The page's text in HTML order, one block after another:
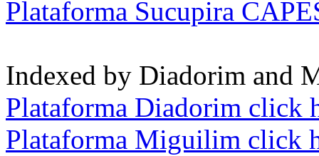
Plataforma Sucupira
Indexed by Diadorim and
Plataforma Diadorim click
Plataforma Miguilim click